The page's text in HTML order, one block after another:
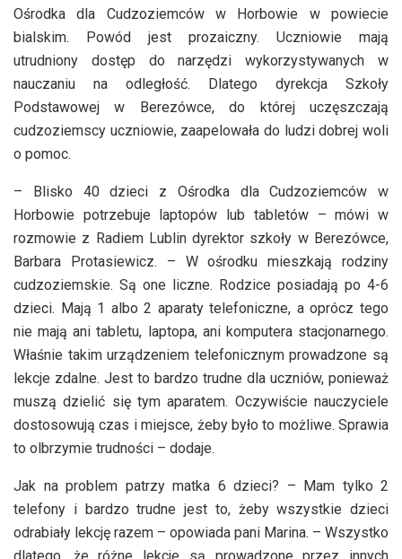
Ośrodka dla Cudzoziemców w Horbowie w powiecie
bialskim. Powód jest prozaiczny. Uczniowie mają
utrudniony dostęp do narzędzi wykorzystywanych w
nauczaniu na odległość. Dlatego dyrekcja Szkoły
Podstawowej w Berezówce, do której uczęszczają
cudzoziemscy uczniowie, zaapelowała do ludzi dobrej woli
o pomoc.
– Blisko 40 dzieci z Ośrodka dla Cudzoziemców w
Horbowie potrzebuje laptopów lub tabletów – mówi w
rozmowie z Radiem Lublin dyrektor szkoły w Berezówce,
Barbara Protasiewicz. – W ośrodku mieszkają rodziny
cudzoziemskie. Są one liczne. Rodzice posiadają po 4-6
dzieci. Mają 1 albo 2 aparaty telefoniczne, a oprócz tego
nie mają ani tabletu, laptopa, ani komputera stacjonarnego.
Właśnie takim urządzeniem telefonicznym prowadzone są
lekcje zdalne. Jest to bardzo trudne dla uczniów, ponieważ
muszą dzielić się tym aparatem. Oczywiście nauczyciele
dostosowują czas i miejsce, żeby było to możliwe. Sprawia
to olbrzymie trudności – dodaje.
Jak na problem patrzy matka 6 dzieci? – Mam tylko 2
telefony i bardzo trudne jest to, żeby wszystkie dzieci
odrabiały lekcję razem – opowiada pani Marina. – Wszystko